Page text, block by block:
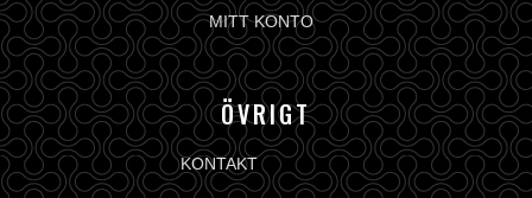
MITT KONTO
ÖVRIGT
KONTAKT